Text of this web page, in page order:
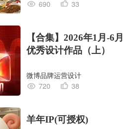
690
33
【合集】2026年1月-6月
优秀设计作品（上）
微博品牌运营设计
720
38
羊年IP(可授权)